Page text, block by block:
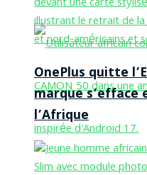
OnePlus quitte
marque s’efface
l’Afrique